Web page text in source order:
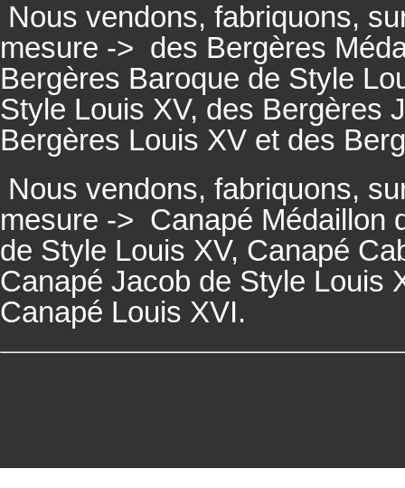
Nous vendons, fabriquons,
mesure -> des Bergères
Bergères Baroque de Style
Style Louis XV, des Bergères
Bergères Louis XV et des
Nous vendons, fabriquons,
mesure -> Canapé Médaillon
de Style Louis XV, Canapé
Canapé Jacob de Style Louis
Canapé Louis XVI.